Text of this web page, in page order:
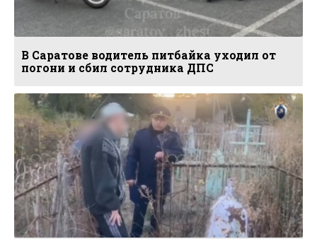
В Саратове водитель питбайка уходил от
погони и сбил сотрудника ДПС